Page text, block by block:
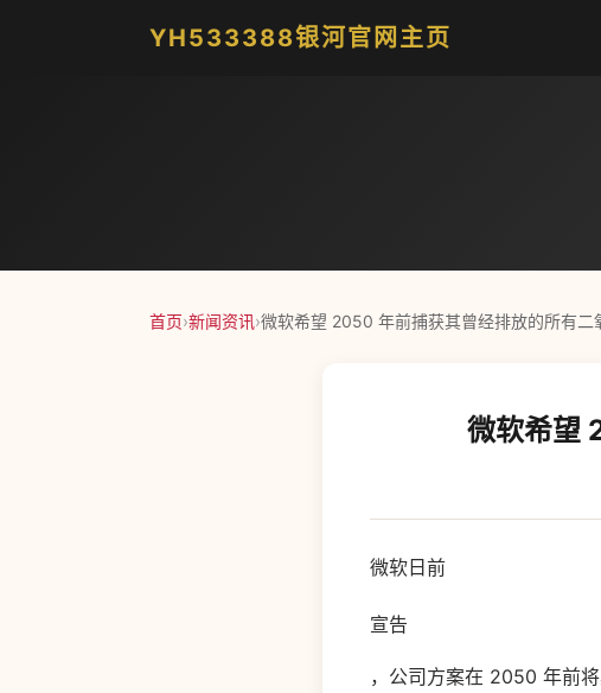
YH533388银河官网主页
首页›新闻资讯›微软希望 2050 年前捕获其曾经排放的所有二
微软希望
微软日前
宣告
，公司方案在 2050 年前